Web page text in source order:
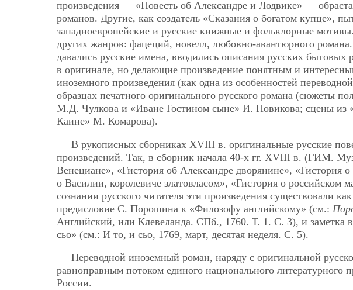
произведения — «Повесть об Александре и Лодвике» —
романов. Другие, как создатель «Сказания о богатом купце»,
западноевропейские и русские книжные и фольклорные
других жанров: фацеций, новелл, любовно-авантюрного
давались русские имена, вводились описания русских
в оригинале, но делающие произведение понятным и
иноземного произведения (как одна из особенностей
образцах печатного оригинального русского романа (сюжеты
М.Д. Чулкова и «Иване Гостином сыне» И. Новикова; сцены из
Каине» М. Комарова).
В рукописных сборниках XVIII в. оригинальные русские
произведений. Так, в сборник начала 40-х гг. XVIII в. (ГИМ.
Венециане», «Гистория об Александре дворянине», «Гистория
о Василии, королевиче златовласом», «Гистория о российском
сознании русского читателя эти произведения существовали
предисловие С. Порошина к «Филозофу английскому» (см.:
Английский, или Клевеланда. СПб., 1760. Т. 1. С. 3), и заметка
сьо» (см.: И то, и сьо, 1769, март, десятая неделя. С. 5).
Переводной иноземный роман, наряду с оригинальной
равноправным потоком единого национального литературного
России.